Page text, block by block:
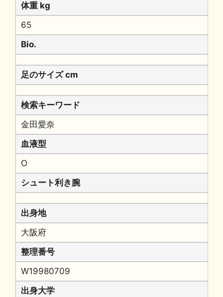
体重 kg
65
Bio.
足のサイズ cm
検索キーワード
金田愛奈
血液型
O
シュート利き腕
出身地
大阪府
整理番号
W19980709
出身大学